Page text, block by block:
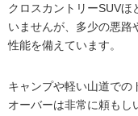
クロスカントリーSUVほ
いませんが、多少の悪路
性能を備えています。
キャンプや軽い山道での
オーバーは非常に頼もし